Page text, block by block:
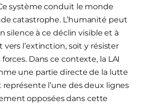
système conduit le monde
catastrophe. L’humanité peut
silence à ce déclin visible et à
vers l’extinction, soit y résister
Dans ce contexte, la LAI
une partie directe de la lutte
représente l’une des deux lignes
opposées dans cette